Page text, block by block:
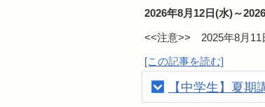
2026年8月12日(水)～
<<注意>> 2025年8月11
[この記事を読む]
【中学生】夏